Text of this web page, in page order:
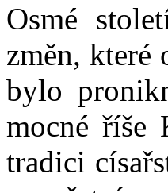
Osmé
změn,
bylo
mocné říše
tradici